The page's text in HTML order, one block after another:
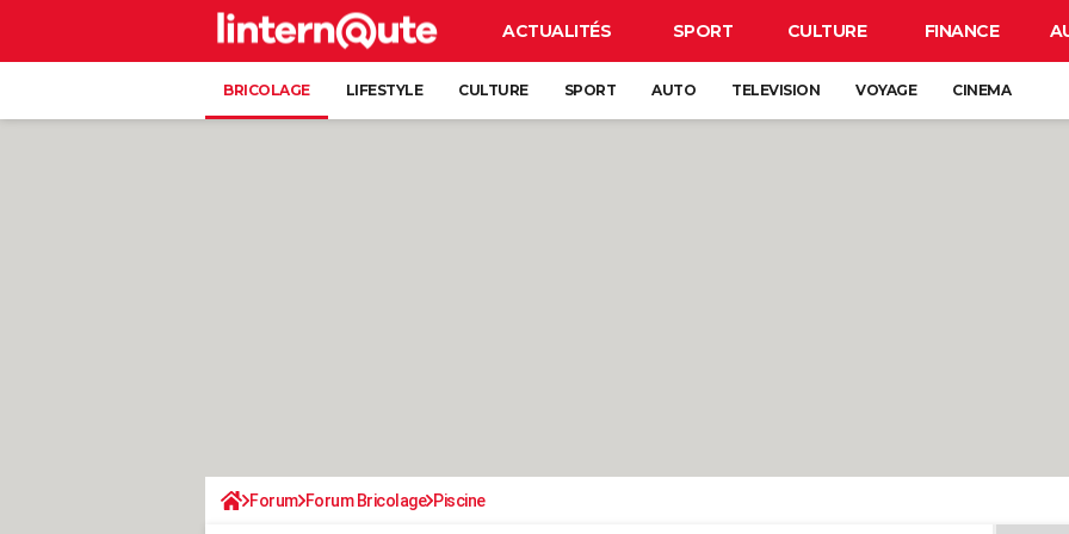
ACTUALITÉS SPORT CULTURE FINANCE
BRICOLAGE LIFESTYLE CULTURE SPORT AUTO TELEVISION VOYAGE CINEMA
Forum Forum Bricolage Piscine